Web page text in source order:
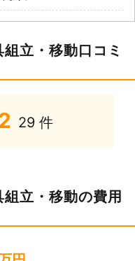
立・移動口コミ
29 件
立・移動の費用